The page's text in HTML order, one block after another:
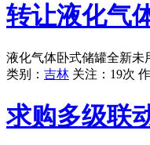
转让液化气
液化气体卧式储罐全新未
类别： 吉林 关注：19次 作
求购多级联